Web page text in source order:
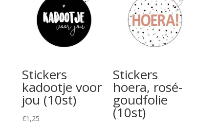
Stickers
kadootje voor
jou (10st)
€1,25
Stickers
hoera, rosé-
goudfolie
(10st)